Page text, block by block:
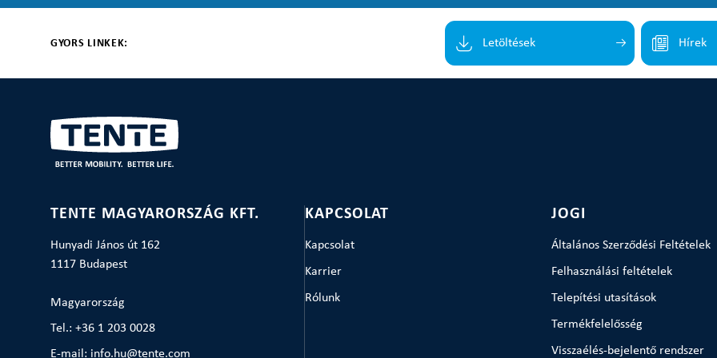
GYORS LINKEK: Letöltések Hírek
TENTE MAGYARORSZÁG KFT.
Hunyadi János út 162
1117 Budapest
Magyarország
Tel.: +36 1 203 0028
E-mail: info.hu@tente.com
KAPCSOLAT
Kapcsolat
Karrier
Rólunk
JOGI
Általános Szerződési Feltételek
Felhasználási feltételek
Telepítési utasítások
Termékfelelősség
Visszaélés-bejelentő rendszer